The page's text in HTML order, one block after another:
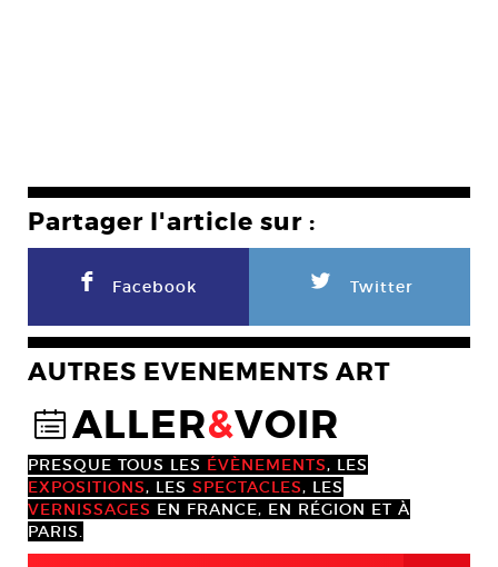
Partager l'article sur :
F Facebook L Twitter
AUTRES EVENEMENTS ART
@ALLER&VOIR
PRESQUE TOUS LES ÉVÈNEMENTS, LES
EXPOSITIONS, LES SPECTACLES, LES
VERNISSAGES EN FRANCE, EN RÉGION ET À
PARIS.